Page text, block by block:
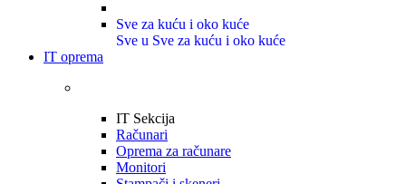
Sve za kuću i oko kuće
Sve u Sve za kuću i oko kuće
IT oprema
IT Sekcija
Računari
Oprema za računare
Monitori